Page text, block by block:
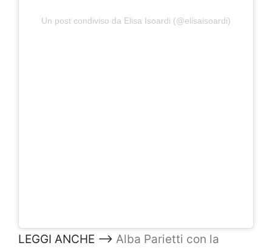
Un post condiviso da Elisa Isoardi (@elisaisoardi)
LEGGI ANCHE –> Alba Parietti con la